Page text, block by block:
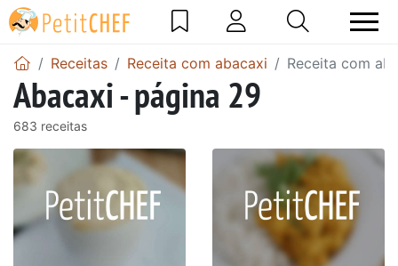
Receitas Receita com abacaxi Receita com
Abacaxi - página 29
683 receitas